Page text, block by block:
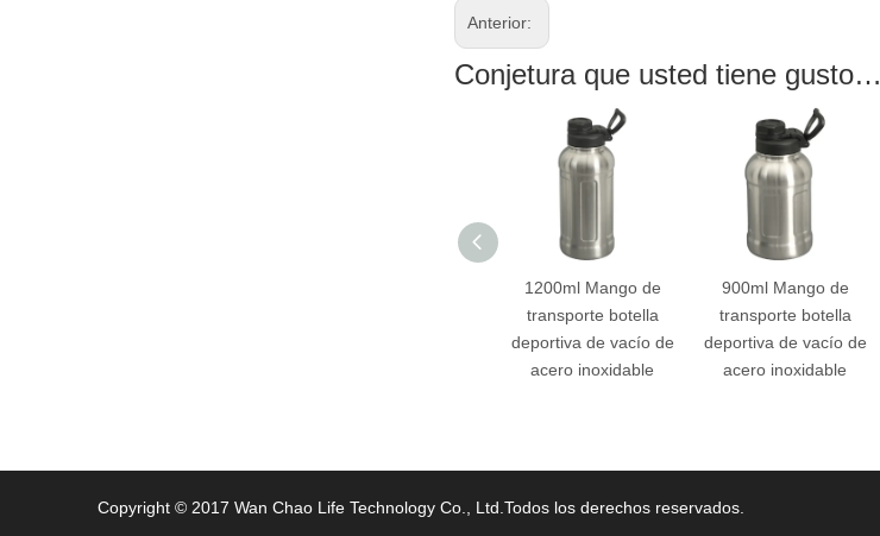
Anterior:
Conjetura que usted tiene gusto…
1200ml Mango de
transporte botella
deportiva de vacío de
acero inoxidable
900ml Mango de
transporte botella
deportiva de vacío de
acero inoxidable
Copyright © 2017 Wan Chao Life Technology Co., Ltd.Todos los derechos reservados.